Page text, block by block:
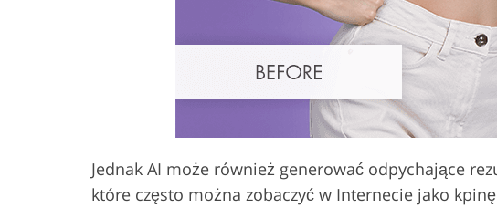
Jednak AI może również generować odpychające
które często można zobaczyć w Internecie jako